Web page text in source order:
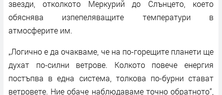
звезди, отколкото Меркурий до Слънцето, което
обяснява изпепеляващите температури в
атмосферите им.
„Логично е да очакваме, че на по-горещите планети ще
духат по-силни ветрове. Колкото повече енергия
постъпва в една система, толкова по-бурни стават
ветровете. Ние обаче наблюдаваме точно обратното“,